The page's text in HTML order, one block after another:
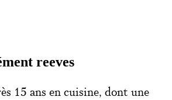
reeves
15 ans en cuisine, dont une